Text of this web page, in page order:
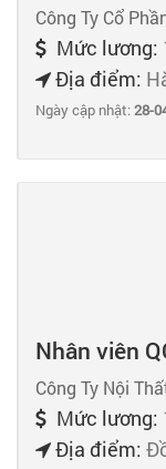
Công Ty Cổ
Mức lương:
Địa điểm:
Ngày cập nhật:28-
Nhân viên
Công Ty Nội
Mức lương:
Địa điểm: